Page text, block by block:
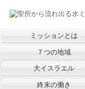
ミッションとは
７つの地域
大イスラエル
終末の働き